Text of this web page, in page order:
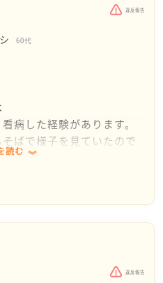
ったら。
色など、
す。
間の経過を思わせる内容
送ってみようかな？と考
たテレビなど。
いの気持ちで寄り添うの
に失敗もありますので
)
ん。私も経験ありです。
違反報告
60代
病した経験があります。
ばで様子を見ていたので
い方ですが見張っている
さんはそばにいて差し上
な想像をしてしまいさぞ
。
ろに通って診て頂いてい
けは定期的にした方がい
読む
違反報告